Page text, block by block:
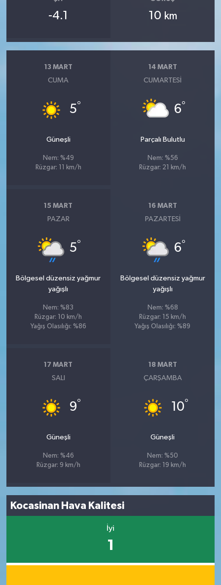
-4.1 10 km
13 MART
CUMA
5°
Güneşli
Nem: %49
Rüzgar: 11 km/h
14 MART
CUMARTESI
6°
Parçalı Bulutlu
Nem: %56
Rüzgar: 21 km/h
15 MART
PAZAR
5°
Bölgesel düzensiz yağmur
yağışlı
Nem: %83
Rüzgar: 10 km/h
Yağış Olasılığı: %86
16 MART
PAZARTESI
6°
Bölgesel düzensiz yağmur
yağışlı
Nem: %68
Rüzgar: 15 km/h
Yağış Olasılığı: %89
17 MART
SALI
9°
Güneşli
Nem: %46
Rüzgar: 9 km/h
18 MART
ÇARŞAMBA
10°
Güneşli
Nem: %50
Rüzgar: 19 km/h
Kocasinan Hava Kalitesi
İyi
1